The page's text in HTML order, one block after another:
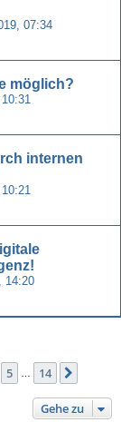
07:34
möglich?
internen
14:20
5 14
Gehe zu